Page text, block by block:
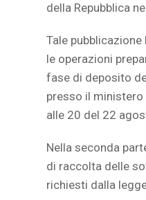
della Repubblica
Tale
le operazioni
fase di deposito
presso il ministero
alle 20 del 22
Nella seconda
di raccolta delle
richiesti dalla